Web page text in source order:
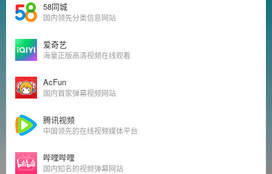
58同城
国内领先分类信息网站
爱奇艺
海量正版高清视频在线观看
AcFun
国内首家弹幕视频网站
腾讯视频
中国领先的在线视频媒体平台
哔哩哔哩
国内知名的视频弹幕网站